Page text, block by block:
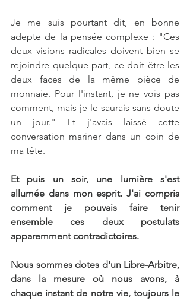
Je me suis pourtant dit, en bonne
adepte de la pensée complexe : "Ces
deux visions radicales doivent bien se
rejoindre quelque part, ce doit être les
deux faces de la même pièce de
monnaie. Pour l'instant, je ne vois pas
comment, mais je le saurais sans doute
un jour." Et j'avais laissé cette
conversation mariner dans un coin de
ma tête.
Et puis un soir, une lumière s'est
allumée dans mon esprit. J'ai compris
comment je pouvais faire tenir
ensemble ces deux postulats
apparemment contradictoires.
Nous sommes dotes d'un Libre-Arbitre,
dans la mesure où nous avons, à
chaque instant de notre vie, toujours le